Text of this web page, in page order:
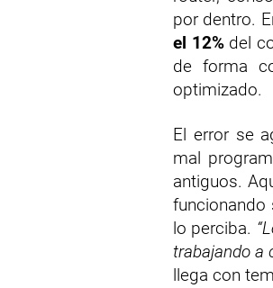
por dentro.
el 12%del
de forma
optimizado.
El error se
mal
antiguos.
funcionando
lo perciba.
trabajando a
llega con